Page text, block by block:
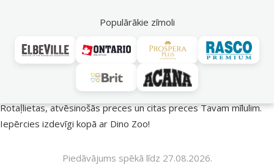
Populārākie zīmoli
Vasara turpinās – atlaides katrai gaumei!
Rotaļlietas, atvēsinošās preces un citas preces Tavam mīlulim.
Iepērcies izdevīgi kopā ar Dino Zoo!
Piedāvājums spēkā līdz 27.08.2026.